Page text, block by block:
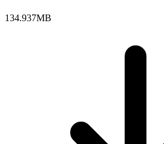
134.937MB